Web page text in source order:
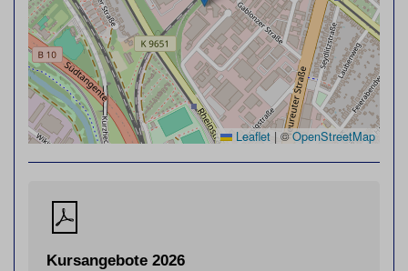
Leaflet | ©OpenStreetMap
Kursangebote 2026